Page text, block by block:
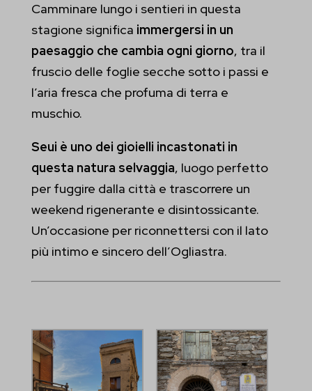
Camminare lungo i sentieri in questa
stagione significa immergersi in un
paesaggio che cambia ogni giorno, tra il
fruscio delle foglie secche sotto i passi e
l’aria fresca che profuma di terra e
muschio.
Seui è uno dei gioielli incastonati in
questa natura selvaggia, luogo perfetto
per fuggire dalla città e trascorrere un
weekend rigenerante e disintossicante.
Un’occasione per riconnettersi con il lato
più intimo e sincero dell’Ogliastra.